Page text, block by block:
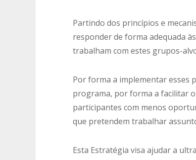
Partindo dos princípios e
responder de forma adequada
trabalham com estes grupos-
Por forma a implementar esses
programa, por forma a facilitar
participantes com menos
que pretendem trabalhar
Esta Estratégia visa ajudar a